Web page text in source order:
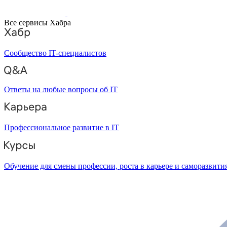
Все сервисы Хабра
Сообщество IT-специалистов
Ответы на любые вопросы об IT
Профессиональное развитие в IT
Обучение для смены профессии, роста в карьере и